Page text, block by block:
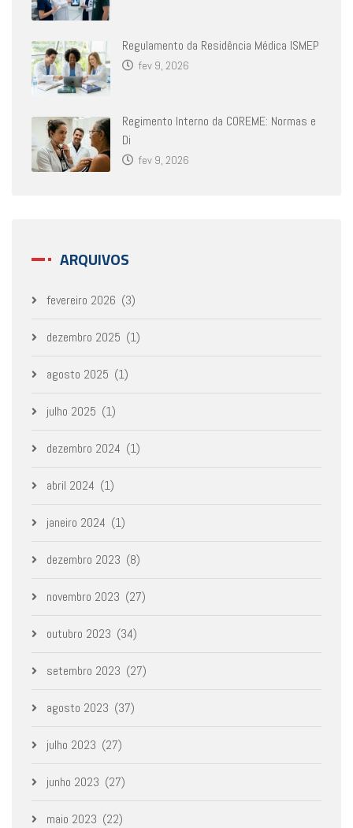
Regulamento da Residência Médica ISMEP
fev 9, 2026
Regimento Interno da COREME: Normas e
Di
fev 9, 2026
ARQUIVOS
fevereiro 2026 (3)
dezembro 2025 (1)
agosto 2025 (1)
julho 2025 (1)
dezembro 2024 (1)
abril 2024 (1)
janeiro 2024 (1)
dezembro 2023 (8)
novembro 2023 (27)
outubro 2023 (34)
setembro 2023 (27)
agosto 2023 (37)
julho 2023 (27)
junho 2023 (27)
maio 2023 (22)